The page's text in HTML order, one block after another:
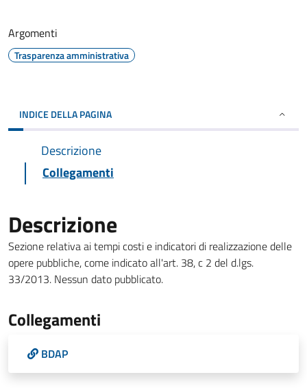
Argomenti
Trasparenza amministrativa
INDICE DELLA PAGINA
Descrizione
Collegamenti
Descrizione
Sezione relativa ai tempi costi e indicatori di realizzazione delle
opere pubbliche, come indicato all'art. 38, c 2 del d.lgs.
33/2013. Nessun dato pubblicato.
Collegamenti
BDAP